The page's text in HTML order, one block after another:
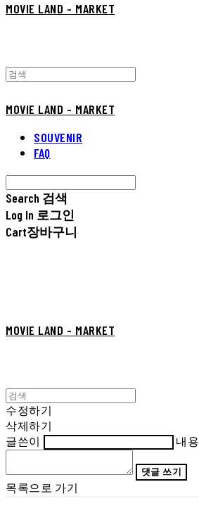
MOVIE LAND - MARKET
MOVIE LAND - MARKET
SOUVENIR
FAQ
Search 검색
Log In 로그인
Cart장바구니
MOVIE LAND - MARKET
수정하기
삭제하기
글쓴이
내용
댓글 쓰기
목록으로 가기